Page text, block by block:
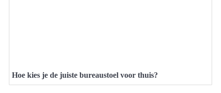
Hoe kies je de juiste bureaustoel voor thuis?